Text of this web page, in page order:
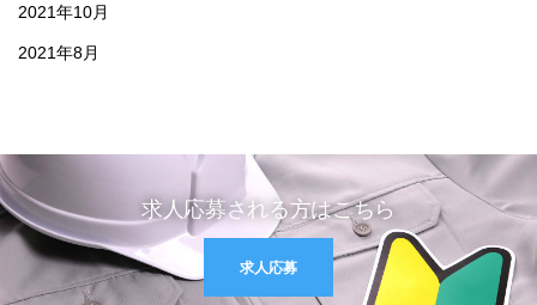
2021年10月
2021年8月
求人応募される方はこちら
求人応募